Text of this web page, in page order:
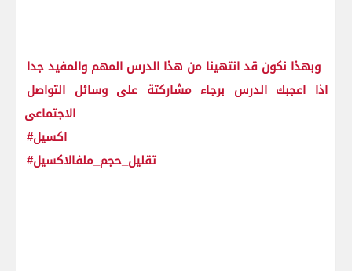
اذا اعجبك الدرس برجاء مشاركتة على وسائل التواصل
#اكسيل
#تقليل_حجم_ملفالاكسيل